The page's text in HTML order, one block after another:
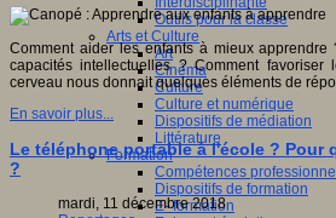
Outils pour la classe
Arts et Culture
Art
Cinéma
Culture
Culture et numérique
Dispositifs de médiation
Littérature
Formation
Compétences
Dispositifs de formation
E- formation
Comment aider les enfants à mieux apprendre
capacités intellectuelles ? Comment
cerveau nous donnait quelques éléments de
En savoir plus...
Le téléphone portable à l'école ? Pour
?
mardi, 11 décembre 2018